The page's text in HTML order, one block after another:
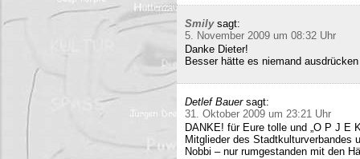
Smily sagt:
5. November 2009 um 08:32 Uhr
Danke Dieter!
Besser hätte es niemand
Detlef Bauer sagt:
31. Oktober 2009 um 23:21 Uhr
DANKE! für Eure tolle und „O P J E
Mitglieder des Stadtkulturverbandes
Nobbi – nur rumgestanden mit den